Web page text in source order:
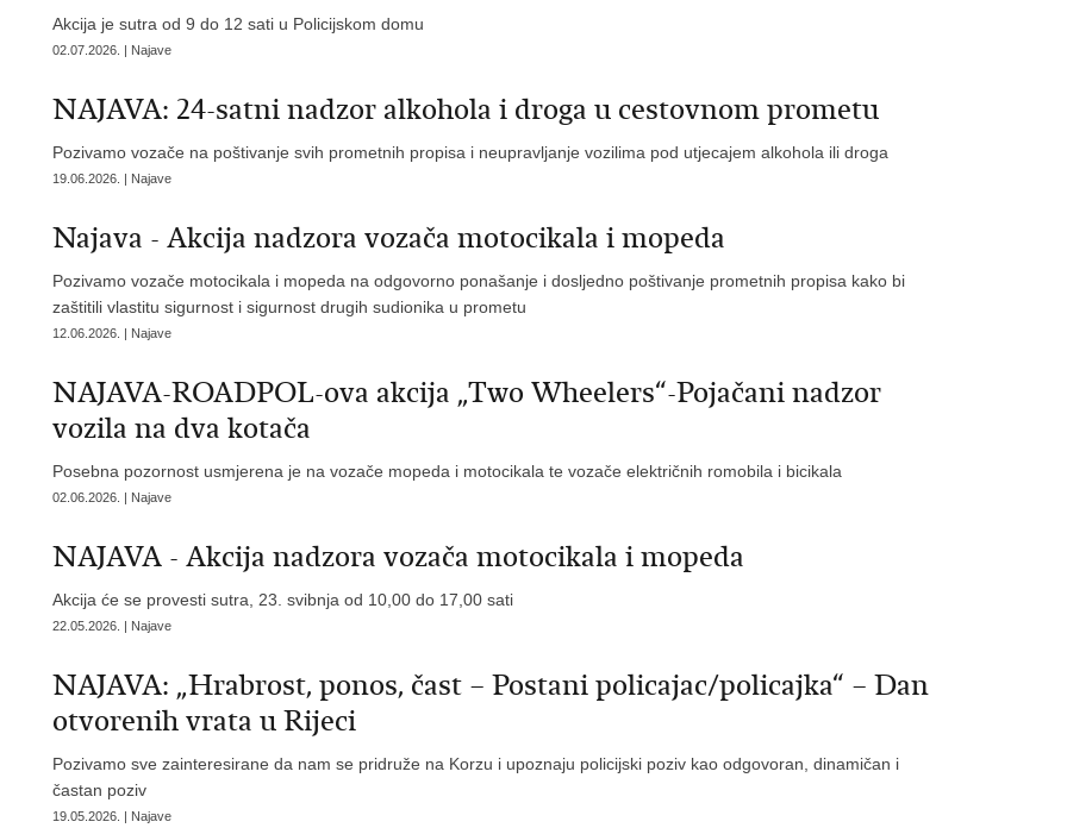
Akcija je sutra od 9 do 12 sati u Policijskom domu
02.07.2026. | Najave
NAJAVA: 24-satni nadzor alkohola i droga u cestovnom prometu
Pozivamo vozače na poštivanje svih prometnih propisa i neupravljanje vozilima pod utjecajem alkohola ili droga
19.06.2026. | Najave
Najava - Akcija nadzora vozača motocikala i mopeda
Pozivamo vozače motocikala i mopeda na odgovorno ponašanje i dosljedno poštivanje prometnih propisa kako bi
zaštitili vlastitu sigurnost i sigurnost drugih sudionika u prometu
12.06.2026. | Najave
​NAJAVA-ROADPOL-ova akcija „Two Wheelers“-Pojačani nadzor
vozila na dva kotača
Posebna pozornost usmjerena je na vozače mopeda i motocikala te vozače električnih romobila i bicikala
02.06.2026. | Najave
NAJAVA - Akcija nadzora vozača motocikala i mopeda
Akcija će se provesti sutra, 23. svibnja od 10,00 do 17,00 sati
22.05.2026. | Najave
NAJAVA: „Hrabrost, ponos, čast – Postani policajac/policajka“ – Dan
otvorenih vrata u Rijeci
Pozivamo sve zainteresirane da nam se pridruže na Korzu i upoznaju policijski poziv kao odgovoran, dinamičan i
častan poziv
19.05.2026. | Najave